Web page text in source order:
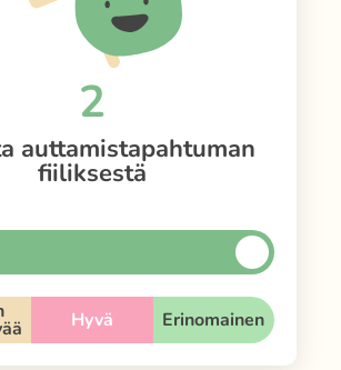
2
auttamistapahtuman
fiiliksestä
Hyvä Erinomainen